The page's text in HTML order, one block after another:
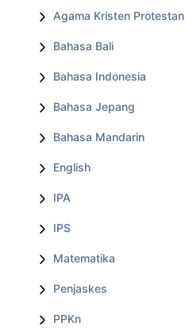
Agama Kristen Protestan
Bahasa Bali
Bahasa Indonesia
Bahasa Jepang
Bahasa Mandarin
English
IPA
IPS
Matematika
Penjaskes
PPKn